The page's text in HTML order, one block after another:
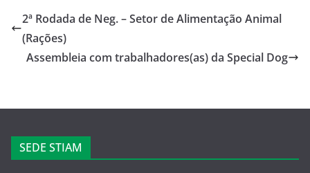
e
b
o
k
o
o
e
2ª Rodada de Neg. – Setor de Alimentação Animal
(Rações)
Assembleia com trabalhadores(as) da Special Dog
SEDE STIAM